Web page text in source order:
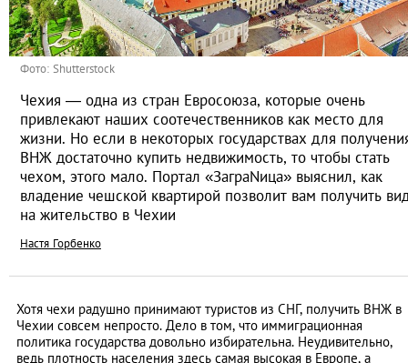
Фото: Shutterstock
Чехия — одна из стран Евросоюза, которые очень
привлекают наших соотечественников как место для
жизни. Но если в некоторых государствах для
ВНЖ достаточно купить недвижимость, то чтобы стать
чехом, этого мало. Портал «ЗаграNица» выяснил, как
владение чешской квартирой позволит вам получить
на жительство в Чехии
Настя Горбенко
Хотя чехи радушно принимают туристов из СНГ, получить ВНЖ в
Чехии совсем непросто. Дело в том, что иммиграционная
политика государства довольно избирательна. Неудивительно,
ведь плотность населения здесь самая высокая в Европе, а